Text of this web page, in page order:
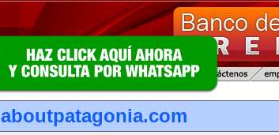
aboutpatagonia.com